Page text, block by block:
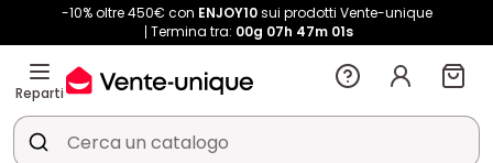
-10% oltre 450€ con ENJOY10sui prodotti Vente-unique
Termina tra: 00g 07h 47m 01s
Reparti